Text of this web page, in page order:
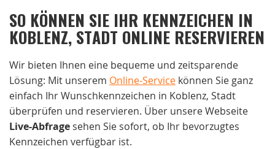
SO KÖNNEN SIE IHR KENNZEICHEN IN
KOBLENZ, STADT ONLINE RESERVIEREN
Wir bieten Ihnen eine bequeme und zeitsparende
Lösung: Mit unserem Online-Service können Sie ganz
einfach Ihr Wunschkennzeichen in Koblenz, Stadt
überprüfen und reservieren. Über unsere Webseite
Live-Abfrage sehen Sie sofort, ob Ihr bevorzugtes
Kennzeichen verfügbar ist.